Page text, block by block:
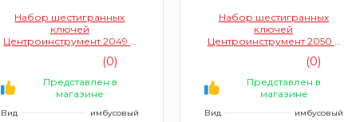
Набор шестигранных
ключей
Центроинструмент 2049 9
(0)
Представлен в
магазине
Вид
имбусовый
Набор шестигранных
ключей
Центроинструмент 2050 9
(0)
Представлен в
магазине
Вид
имбусовый